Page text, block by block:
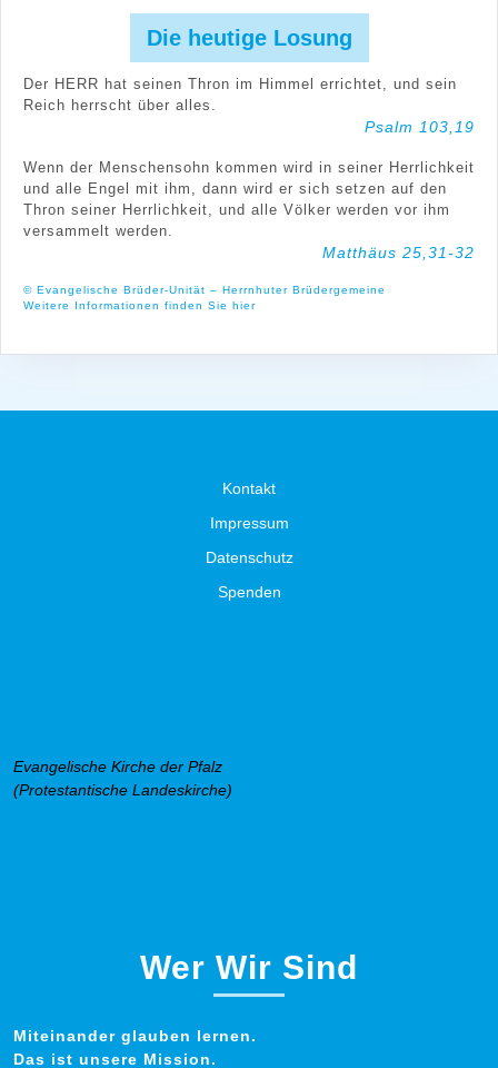
Die heutige Losung
Der HERR hat seinen Thron im Himmel errichtet, und sein
Reich herrscht über alles.
Psalm 103,19
Wenn der Menschensohn kommen wird in seiner Herrlichkeit
und alle Engel mit ihm, dann wird er sich setzen auf den
Thron seiner Herrlichkeit, und alle Völker werden vor ihm
versammelt werden.
Matthäus 25,31-32
© Evangelische Brüder-Unität – Herrnhuter Brüdergemeine
Weitere Informationen finden Sie hier
Kontakt
Impressum
Datenschutz
Spenden
Evangelische Kirche der Pfalz
(Protestantische Landeskirche)
Wer Wir Sind
Miteinander glauben lernen.
Das ist unsere Mission.